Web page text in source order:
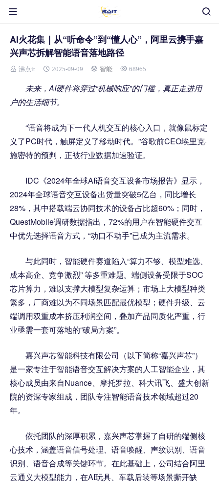
AI火花集｜从“听命令”到“懂人心”，阿里云携手嘉
兴声芯拆解智能语音落地路径
沸点it 2025-09-09 智能 68965
未来，AI硬件将穿过“机械响应”的门槛，真正走进用
户的生活细节。
“语音将成为下一代人机交互的核心入口，就像鼠标定
义了PC时代，触屏定义了移动时代。”谷歌前CEO埃里克·
施密特的预判，正被行业数据加速验证。
IDC《2024年全球AI语音交互设备市场报告》显示，
2024年全球语音交互设备出货量突破5亿台，同比增长
28%，其中搭载端云协同技术的设备占比超60%；同时，
QuestMobile调研数据指出，72%的用户在智能硬件交互
中优先选择语音方式，“动口不动手”已成为主流需求。
与此同时，智能硬件赛道陷入“算力不够、模型难选、
成本高企、竞争激烈” 等多重难题。端侧设备受限于SOC
芯片算力，难以支撑大模型复杂运算；市场上大模型种类
繁多，厂商难以为不同场景匹配最优模型；硬件升级、云
端调用双重成本挤压利润空间，叠加产品同质化严重，行
业亟需一套可落地的“破局方案”。
嘉兴声芯智能科技有限公司（以下简称“嘉兴声芯”）
是一家专注于智能语音交互解决方案的人工智能企业，其
核心成员由来自Nuance、摩托罗拉、科大讯飞、盛大创新
院的资深专家组成，团队专注智能语音技术领域超过20
年。
依托团队的深厚积累，嘉兴声芯掌握了自研的端侧核
心技术，涵盖语音信号处理、语音唤醒、声纹识别、语音
识别、语音合成等关键环节。在此基础上，公司结合阿里
云通义大模型能力，在AI玩具、车载后装等场景撕开缺